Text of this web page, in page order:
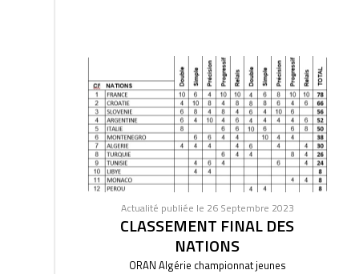
Actualité publiée le 26 Septembre 2023
CLASSEMENT FINAL DES
NATIONS
ORAN Algérie championnat jeunes